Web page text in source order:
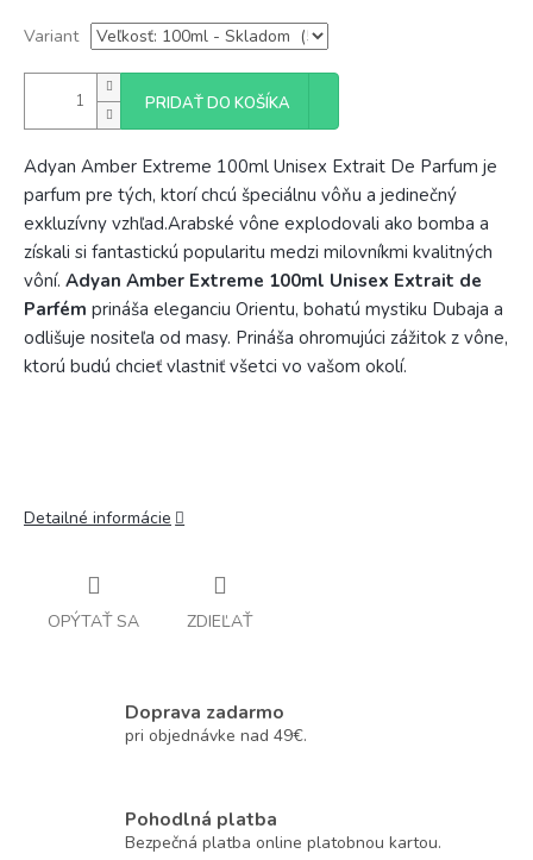
Variant
PRIDAŤ DO KOŠÍKA
Adyan Amber Extreme 100ml Unisex Extrait De Parfum je
parfum pre tých, ktorí chcú špeciálnu vôňu a jedinečný
exkluzívny vzhľad.Arabské vône explodovali ako bomba a
získali si fantastickú popularitu medzi milovníkmi kvalitných
vôní. Adyan Amber Extreme 100ml Unisex Extrait de
Parfém prináša eleganciu Orientu, bohatú mystiku Dubaja a
odlišuje nositeľa od masy. Prináša ohromujúci zážitok z vône,
ktorú budú chcieť vlastniť všetci vo vašom okolí.
Detailné informácie
OPÝTAŤ SA ZDIEĽAŤ
Doprava zadarmo
pri objednávke nad 49€.
Pohodlná platba
Bezpečná platba online platobnou kartou.